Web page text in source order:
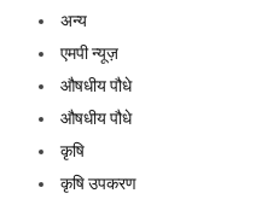
अन्य
एमपी न्यूज़
औषधीय पौधे
औषधीय पौधे
कृषि
कृषि उपकरण